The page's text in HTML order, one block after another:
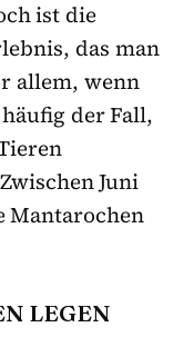
ist die
das man
allem, wenn
der Fall,
Juni
Mantarochen
LEGEN